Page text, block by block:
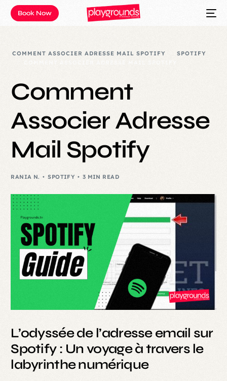
Book Now
COMMENT ASSOCIER ADRESSE MAIL SPOTIFY
SPOTIFY
Comment
Associer Adresse
Mail Spotify
RANIA N. SPOTIFY 3 MIN READ
L’odyssée de l’adresse email sur
Spotify : Un voyage à travers le
labyrinthe numérique